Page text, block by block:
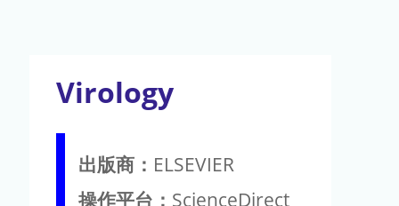
Virology
出版商： ELSEVIER
操作平台： ScienceDirect